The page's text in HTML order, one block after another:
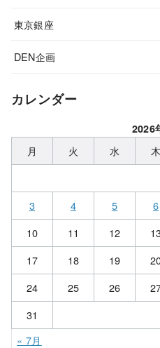
東京銀座
DEN企画
カレンダー
2026
月 火 水 木
3
4 5 6
10
11 12
17
18 19
24
25 26
31
« 7月